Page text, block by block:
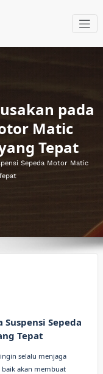
pada
Matic
Tepat
Sepeda Motor Matic
Sepeda
Tepat
selalu menjaga
baik akan membuat